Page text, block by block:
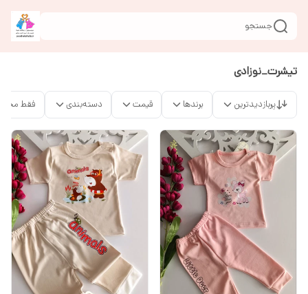
جستجو
تیشرت_نوزادی
پربازدیدترین برندها قیمت دسته‌بندی فقط